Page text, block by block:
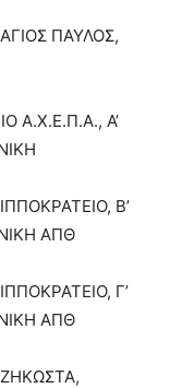
ΠΑΥΛΟΣ,
Α.Χ.Ε.Π.Α., Α’
Β’
ΑΠΘ
Γ’
ΑΠΘ